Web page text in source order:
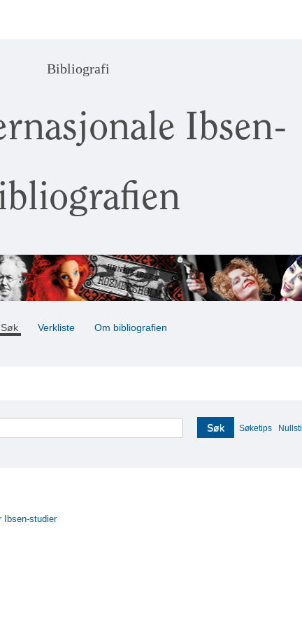
Bibliografi
Ibsen-
Søk Verkliste Om bibliografien
Søk Søketips Nullstill
Ibsen-studier